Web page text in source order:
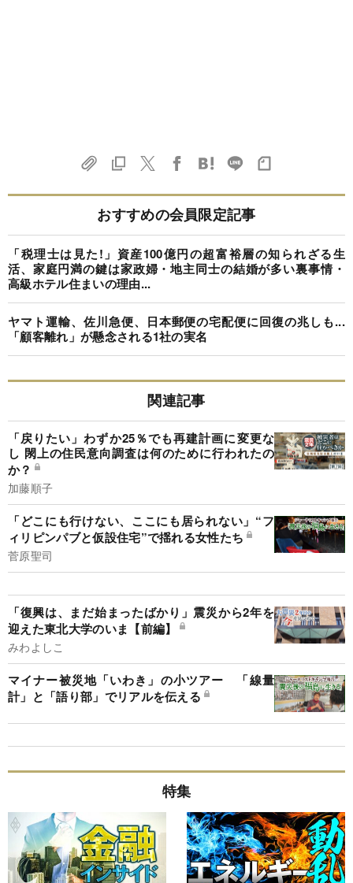
おすすめの会員限定記事
「税理士は見た!」資産100億円の超富裕層の知られざる生
活、家庭円満の鍵は家政婦・地主同士の結婚が多い裏事情・
高級ホテル住まいの理由...
ヤマト運輸、佐川急便、日本郵便の宅配便に回復の兆しも...
「顧客離れ」が懸念される1社の実名
関連記事
「戻りたい」わずか25％でも再建計画に変更な
し 閖上の住民意向調査は何のために行われたの
か？
加藤順子
「どこにも行けない、ここにも居られない」“フ
ィリピンパブと仮設住宅”で揺れる女性たち
菅原聖司
「復興は、まだ始まったばかり」震災から2年を
迎えた東北大学のいま【前編】
みわよしこ
マイナー被災地「いわき」の小ツアー 「線量
計」と「語り部」でリアルを伝える
特集